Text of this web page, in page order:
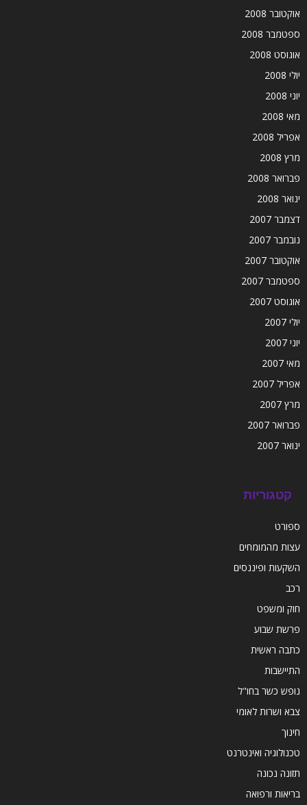
אוקטובר 2008
ספטמבר 2008
אוגוסט 2008
יולי 2008
יוני 2008
מאי 2008
אפריל 2008
מרץ 2008
פברואר 2008
ינואר 2008
דצמבר 2007
נובמבר 2007
אוקטובר 2007
ספטמבר 2007
אוגוסט 2007
יולי 2007
יוני 2007
מאי 2007
אפריל 2007
מרץ 2007
פברואר 2007
ינואר 2007
קטגוריות
ספורט
עצות מהמומחים
השקעות ופיננסים
רכב
חוק ומשפט
פרשת שבוע
כתבה ראשית
התיישבות
נופש כשר בחו"ל
צבא ושרות לאומי
חינוך
טכנולוגיה ואינטרנט
תזונה נכונה
בריאות ורפואה